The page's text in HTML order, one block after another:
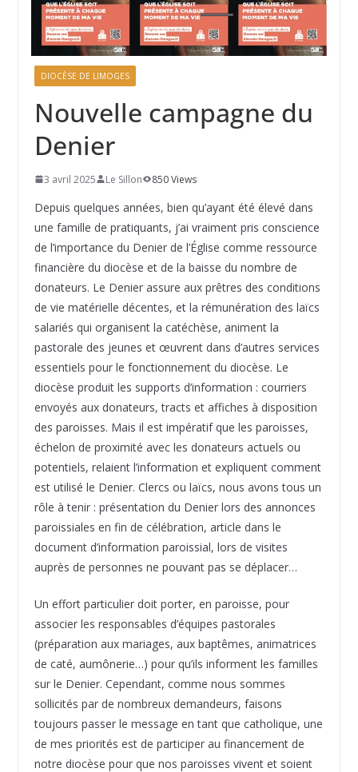
DIOCÈSE DE LIMOGES
Nouvelle campagne du
Denier
3 avril 2025 Le Sillon 850 Views
Depuis quelques années, bien qu’ayant été élevé dans
une famille de pratiquants, j’ai vraiment pris conscience
de l’importance du Denier de l’Église comme ressource
financière du diocèse et de la baisse du nombre de
donateurs. Le Denier assure aux prêtres des conditions
de vie matérielle décentes, et la rémunération des laïcs
salariés qui organisent la catéchèse, animent la
pastorale des jeunes et œuvrent dans d’autres services
essentiels pour le fonctionnement du diocèse. Le
diocèse produit les supports d’information : courriers
envoyés aux donateurs, tracts et affiches à disposition
des paroisses. Mais il est impératif que les paroisses,
échelon de proximité avec les donateurs actuels ou
potentiels, relaient l’information et expliquent comment
est utilisé le Denier. Clercs ou laïcs, nous avons tous un
rôle à tenir : présentation du Denier lors des annonces
paroissiales en fin de célébration, article dans le
document d’information paroissial, lors de visites
auprès de personnes ne pouvant pas se déplacer…
Un effort particulier doit porter, en paroisse, pour
associer les responsables d’équipes pastorales
(préparation aux mariages, aux baptêmes, animatrices
de caté, aumônerie…) pour qu’ils informent les familles
sur le Denier. Cependant, comme nous sommes
sollicités par de nombreux demandeurs, faisons
toujours passer le message en tant que catholique, une
de mes priorités est de participer au financement de
notre diocèse pour que nos paroisses vivent et soient